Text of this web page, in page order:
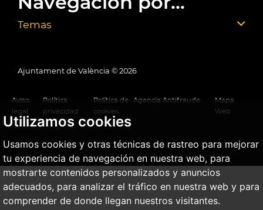
Utilizamos cookies
Usamos cookies y otras técnicas de rastreo para mejorar
tu experiencia de navegación en nuestra web, para
mostrarte contenidos personalizados y anuncios
adecuados, para analizar el tráfico en nuestra web y para
comprender de donde llegan nuestros visitantes.
Temas
Ajuntament de València © 2026
Aviso
legal
Política
privacidad
Política de
cookies
Agencia Antifraude
Mapa
Web